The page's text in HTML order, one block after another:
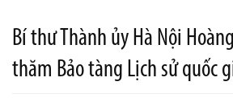
Bí thư Thành ủy Hà Nội
thăm Bảo tàng Lịch sử quốc